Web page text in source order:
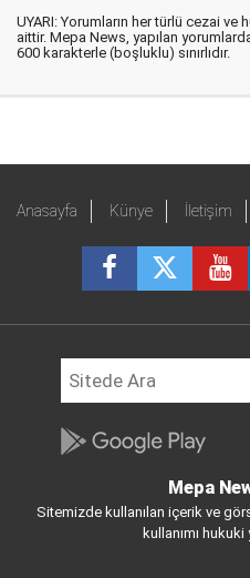
UYARI: Yorumların her türlü cezai
aittir. Mepa News, yapılan
600 karakterle (boşluklu) sınırlıdır.
Anasayfa Künye İletişim
Mepa
Sitemizde kullanılan içerik ve
kullanımı